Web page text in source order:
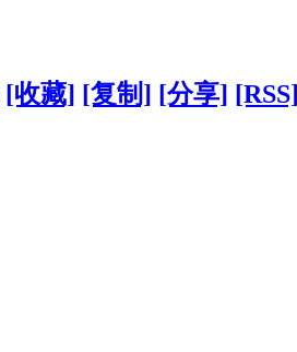
[收藏] [复制] [分享] [RSS]